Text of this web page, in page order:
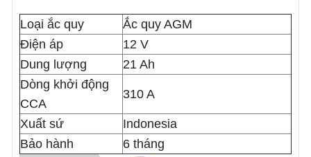
Loại ắc quy
Ắc quy AGM
Điện áp
12 V
Dung lượng
21 Ah
Dòng khởi động
CCA
310 A
Xuất sứ
Indonesia
Bảo hành
6 tháng